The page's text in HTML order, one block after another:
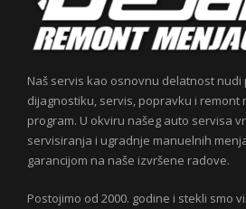
Naš servis kao osnovnu delatnost
dijagnostiku, servis, popravku i remont
program. U okviru našeg auto servisa
servisiranja i ugradnje manuelnih
garancijom na naše izvršene radove.
Postojimo od 2000. godine i stekli smo